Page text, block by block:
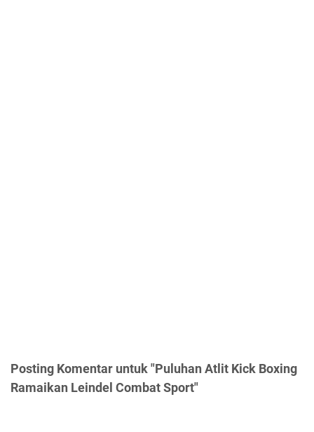
Posting Komentar untuk "Puluhan Atlit Kick Boxing
Ramaikan Leindel Combat Sport"